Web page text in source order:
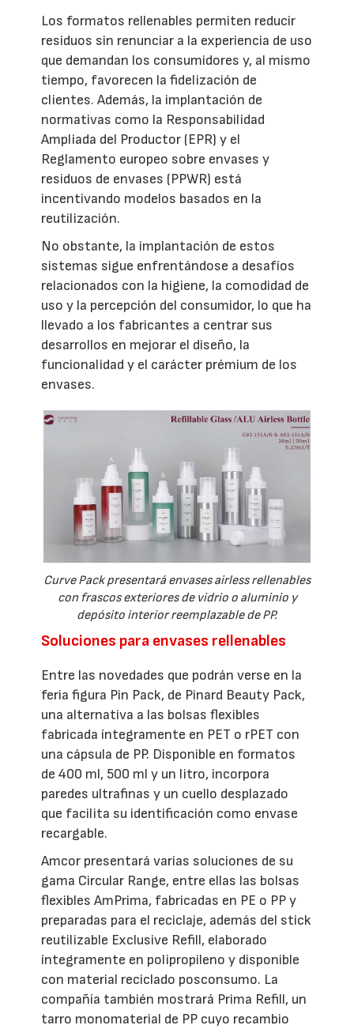
Los formatos rellenables permiten reducir
residuos sin renunciar a la experiencia de uso
que demandan los consumidores y, al mismo
tiempo, favorecen la fidelización de
clientes. Además, la implantación de
normativas como la Responsabilidad
Ampliada del Productor (EPR) y el
Reglamento europeo sobre envases y
residuos de envases (PPWR) está
incentivando modelos basados en la
reutilización.
No obstante, la implantación de estos
sistemas sigue enfrentándose a desafíos
relacionados con la higiene, la comodidad de
uso y la percepción del consumidor, lo que ha
llevado a los fabricantes a centrar sus
desarrollos en mejorar el diseño, la
funcionalidad y el carácter prémium de los
envases.
Curve Pack presentará envases airless rellenables
con frascos exteriores de vidrio o aluminio y
depósito interior reemplazable de PP.
Soluciones para envases rellenables
Entre las novedades que podrán verse en la
feria figura Pin Pack, de Pinard Beauty Pack,
una alternativa a las bolsas flexibles
fabricada íntegramente en PET o rPET con
una cápsula de PP. Disponible en formatos
de 400 ml, 500 ml y un litro, incorpora
paredes ultrafinas y un cuello desplazado
que facilita su identificación como envase
recargable.
Amcor presentará varias soluciones de su
gama Circular Range, entre ellas las bolsas
flexibles AmPrima, fabricadas en PE o PP y
preparadas para el reciclaje, además del stick
reutilizable Exclusive Refill, elaborado
íntegramente en polipropileno y disponible
con material reciclado posconsumo. La
compañía también mostrará Prima Refill, un
tarro monomaterial de PP cuyo recambio